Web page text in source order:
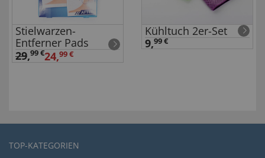
Stielwarzen-
Entferner Pads
29,99 €24,99 €
Kühltuch 2er-Set
9,99 €
TOP-KATEGORIEN